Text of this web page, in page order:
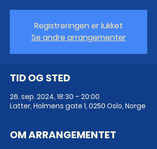
Registreringen er lukket
Se andre arrangementer
TID OG STED
26. sep. 2024, 18:30 – 20:00
Latter, Holmens gate 1, 0250 Oslo, Norge
OM ARRANGEMENTET